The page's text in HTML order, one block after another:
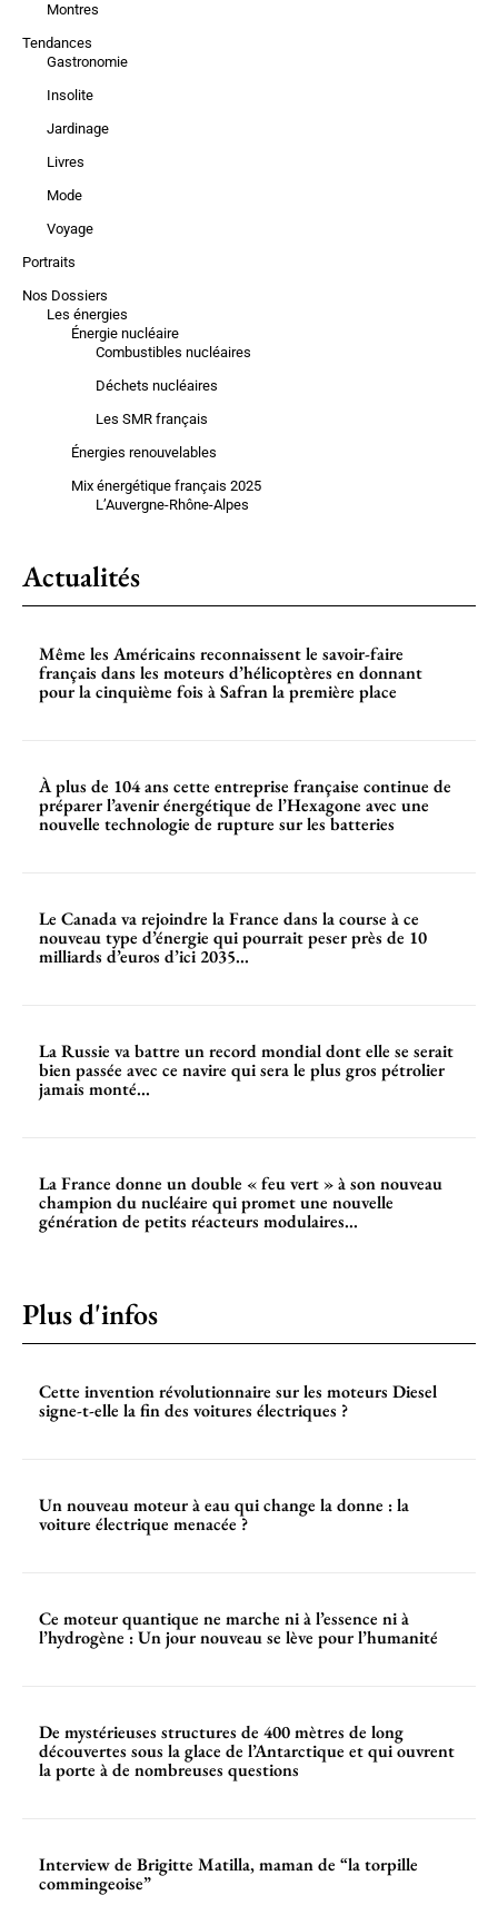
Montres
Tendances
Gastronomie
Insolite
Jardinage
Livres
Mode
Voyage
Portraits
Nos Dossiers
Les énergies
Énergie nucléaire
Combustibles nucléaires
Déchets nucléaires
Les SMR français
Énergies renouvelables
Mix énergétique français 2025
L’Auvergne-Rhône-Alpes
Actualités
Même les Américains reconnaissent le savoir-faire
français dans les moteurs d’hélicoptères en donnant
pour la cinquième fois à Safran la première place
À plus de 104 ans cette entreprise française continue de
préparer l’avenir énergétique de l’Hexagone avec une
nouvelle technologie de rupture sur les batteries
Le Canada va rejoindre la France dans la course à ce
nouveau type d’énergie qui pourrait peser près de 10
milliards d’euros d’ici 2035...
La Russie va battre un record mondial dont elle se serait
bien passée avec ce navire qui sera le plus gros pétrolier
jamais monté...
La France donne un double « feu vert » à son nouveau
champion du nucléaire qui promet une nouvelle
génération de petits réacteurs modulaires...
Plus d'infos
Cette invention révolutionnaire sur les moteurs Diesel
signe-t-elle la fin des voitures électriques ?
Un nouveau moteur à eau qui change la donne : la
voiture électrique menacée ?
Ce moteur quantique ne marche ni à l’essence ni à
l’hydrogène : Un jour nouveau se lève pour l’humanité
De mystérieuses structures de 400 mètres de long
découvertes sous la glace de l’Antarctique et qui ouvrent
la porte à de nombreuses questions
Interview de Brigitte Matilla, maman de “la torpille
commingeoise”